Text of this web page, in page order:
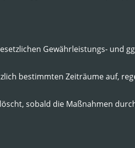
Gewährleistungs- und
bestimmten Zeiträume auf,
sobald die Maßnahmen